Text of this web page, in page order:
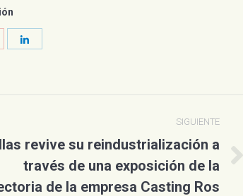
Compartir
SIGUIENTE
revive su reindustrialización a
través de una exposición de la
de la empresa Casting Ros